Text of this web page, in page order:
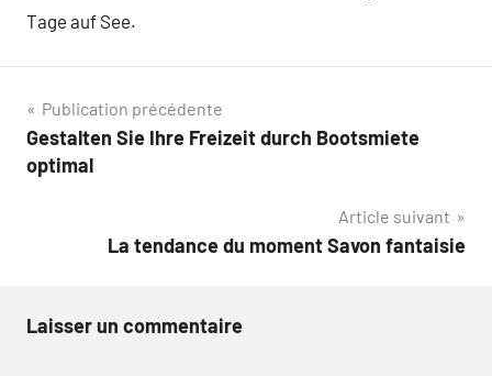
Tage auf See.
Navigation
de
Publication précédente
Gestalten Sie Ihre Freizeit durch Bootsmiete
optimal
Article suivant
La tendance du moment Savon fantaisie
Laisser un commentaire